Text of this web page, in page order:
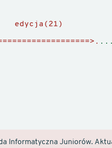
edycja(21)
Informatyczna Juniorów.